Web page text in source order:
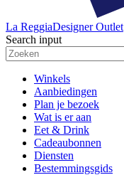
La ReggiaDesigner Outlet
Search input
Winkels
Aanbiedingen
Plan je bezoek
Wat is er aan
Eet & Drink
Cadeaubonnen
Diensten
Bestemmingsgids